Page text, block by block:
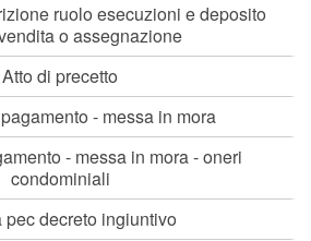
ruolo esecuzioni e deposito
o assegnazione
Atto di precetto
- messa in mora
- messa in mora - oneri
condominiali
pec decreto ingiuntivo